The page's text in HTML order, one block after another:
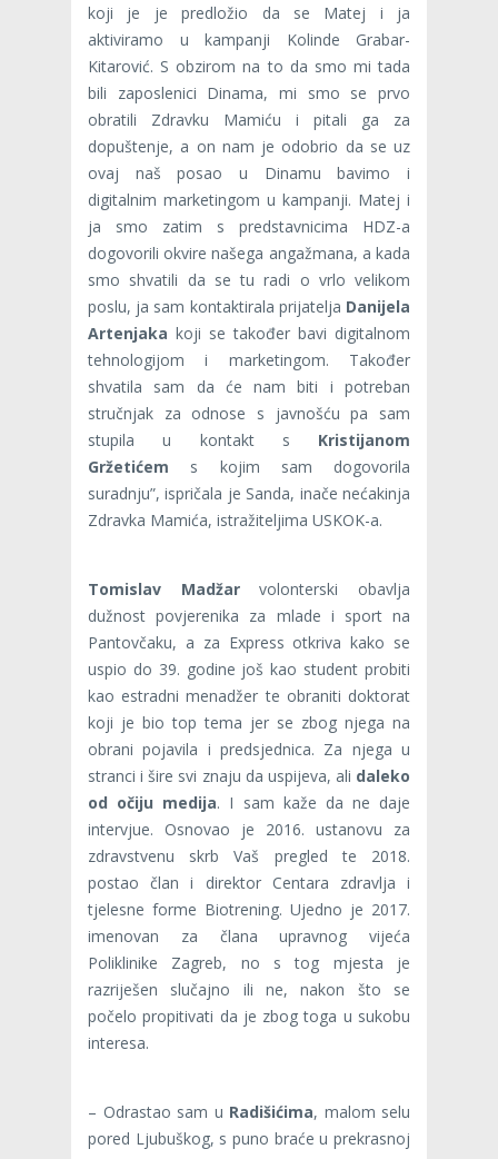
koji je je predložio da se Matej i ja
aktiviramo u kampanji Kolinde Grabar-
Kitarović. S obzirom na to da smo mi tada
bili zaposlenici Dinama, mi smo se prvo
obratili Zdravku Mamiću i pitali ga za
dopuštenje, a on nam je odobrio da se uz
ovaj naš posao u Dinamu bavimo i
digitalnim marketingom u kampanji. Matej i
ja smo zatim s predstavnicima HDZ-a
dogovorili okvire našega angažmana, a kada
smo shvatili da se tu radi o vrlo velikom
poslu, ja sam kontaktirala prijatelja Danijela
Artenjaka koji se također bavi digitalnom
tehnologijom i marketingom. Također
shvatila sam da će nam biti i potreban
stručnjak za odnose s javnošću pa sam
stupila u kontakt s Kristijanom
Gržetićem s kojim sam dogovorila
suradnju”, ispričala je Sanda, inače nećakinja
Zdravka Mamića, istražiteljima USKOK-a.
Tomislav Madžarvolonterski obavlja
dužnost povjerenika za mlade i sport na
Pantovčaku, a za Express otkriva kako se
uspio do 39. godine još kao student probiti
kao estradni menadžer te obraniti doktorat
koji je bio top tema jer se zbog njega na
obrani pojavila i predsjednica. Za njega u
stranci i šire svi znaju da uspijeva, ali daleko
od očiju medija. I sam kaže da ne daje
intervjue. Osnovao je 2016. ustanovu za
zdravstvenu skrb Vaš pregled te 2018.
postao član i direktor Centara zdravlja i
tjelesne forme Biotrening. Ujedno je 2017.
imenovan za člana upravnog vijeća
Poliklinike Zagreb, no s tog mjesta je
razriješen slučajno ili ne, nakon što se
počelo propitivati da je zbog toga u sukobu
interesa.
– Odrastao sam u Radišićima, malom selu
pored Ljubuškog, s puno braće u prekrasnoj